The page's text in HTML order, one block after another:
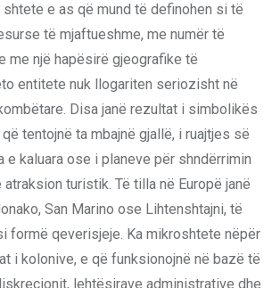
shtete e as që mund të definohen si të
të mjaftueshme, me numër të
me një hapësirë gjeografike të
entitete nuk llogariten seriozisht në
Disa janë rezultat i simbolikës
tentojnë ta mbajnë gjallë, i ruajtjes së
e kaluara ose i planeve për shndërrimin
turistik. Të tilla në Europë janë
San Marino ose Lihtenshtajni, të
formë qeverisjeje. Ka mikroshtete nëpër
i kolonive, e që funksionojnë në bazë të
lehtësirave administrative dhe